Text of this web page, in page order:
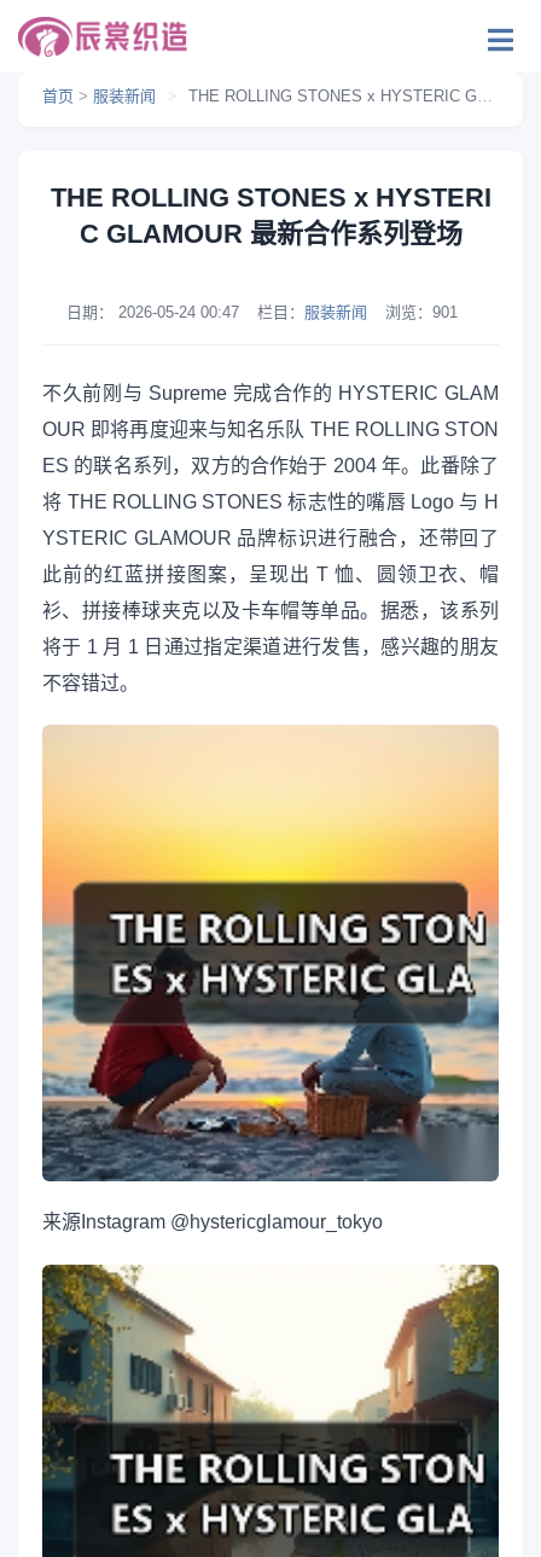
首页 > 服装新闻 > THE ROLLING STONES x HYSTERIC GLAMOUR 最新合作系列登场
THE ROLLING STONES x HYSTERI
C GLAMOUR 最新合作系列登场
日期： 2026-05-24 00:47 栏目： 服装新闻 浏览： 901
不久前刚与 Supreme 完成合作的 HYSTERIC GLAM
OUR 即将再度迎来与知名乐队 THE ROLLING STON
ES 的联名系列，双方的合作始于 2004 年。此番除了
将 THE ROLLING STONES 标志性的嘴唇 Logo 与 H
YSTERIC GLAMOUR 品牌标识进行融合，还带回了
此前的红蓝拼接图案，呈现出 T 恤、圆领卫衣、帽
衫、拼接棒球夹克以及卡车帽等单品。据悉，该系列
将于 1 月 1 日通过指定渠道进行发售，感兴趣的朋友
不容错过。
来源 Instagram @hystericglamour_tokyo